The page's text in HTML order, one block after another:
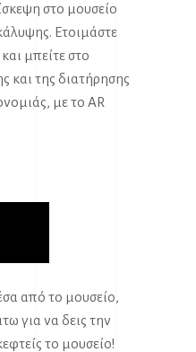
στο μουσείο
Ετοιμάστε
μπείτε στο
και της διατήρησης
με το AR
από το μουσείο,
για να δεις την
το μουσείο!